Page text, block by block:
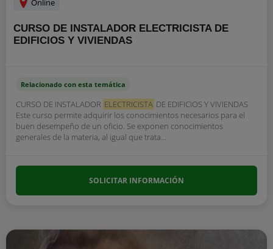
Online
CURSO DE INSTALADOR ELECTRICISTA DE
EDIFICIOS Y VIVIENDAS
Relacionado con esta temática
CURSO DE INSTALADOR ELECTRICISTA DE EDIFICIOS Y VIVIENDAS
Este curso permite adquirir los conocimientos necesarios para el
buen desempeño de un oficio. Se exponen conocimientos
generales de la materia, al igual que trata...
SOLICITAR INFORMACIÓN